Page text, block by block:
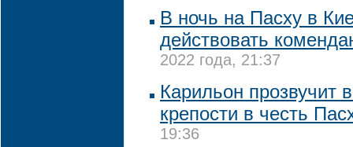
В ночь на Пасху в
действовать
2022 года, 21:37
Карильон прозвучит
крепости в честь
19:36